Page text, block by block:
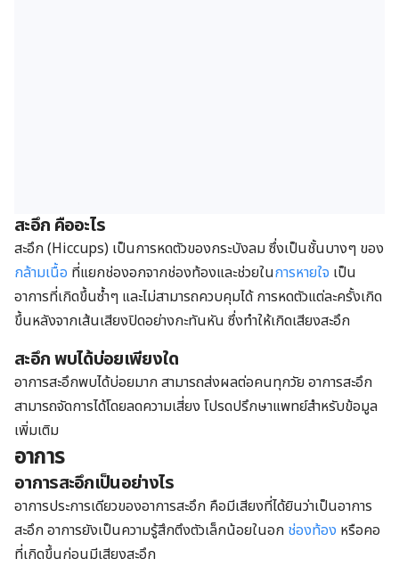
สะอึก คืออะไร
สะอึก (Hiccups) เป็นการหดตัวของกระบังลม ซึ่งเป็นชั้นบางๆ ของ
กล้ามเนื้อ ที่แยกช่องอกจากช่องท้องและช่วยในการหายใจ เป็น
อาการที่เกิดขึ้นซ้ำๆ และไม่สามารถควบคุมได้ การหดตัวแต่ละครั้งเกิด
ขึ้นหลังจากเส้นเสียงปิดอย่างกะทันหัน ซึ่งทำให้เกิดเสียงสะอึก
สะอึก พบได้บ่อยเพียงใด
อาการสะอึกพบได้บ่อยมาก สามารถส่งผลต่อคนทุกวัย อาการสะอึก
สามารถจัดการได้โดยลดความเสี่ยง โปรดปรึกษาแพทย์สำหรับข้อมูล
เพิ่มเติม
อาการ
อาการสะอึกเป็นอย่างไร
อาการประการเดียวของอาการสะอึก คือมีเสียงที่ได้ยินว่าเป็นอาการ
สะอึก อาการยังเป็นความรู้สึกตึงตัวเล็กน้อยในอก ช่องท้อง หรือคอ
ที่เกิดขึ้นก่อนมีเสียงสะอึก